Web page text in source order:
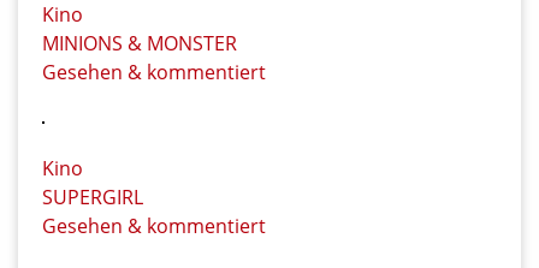
Kino
MINIONS & MONSTER
Gesehen & kommentiert
Kino
SUPERGIRL
Gesehen & kommentiert